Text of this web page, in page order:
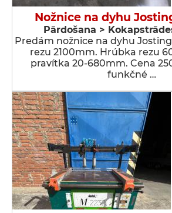
Nožnice na dyhu
Pārdošana >
Predám nožnice na dyhu Josting
rezu 2100mm. Hrúbka rezu
pravítka 20-680mm. Cena
funkčné …